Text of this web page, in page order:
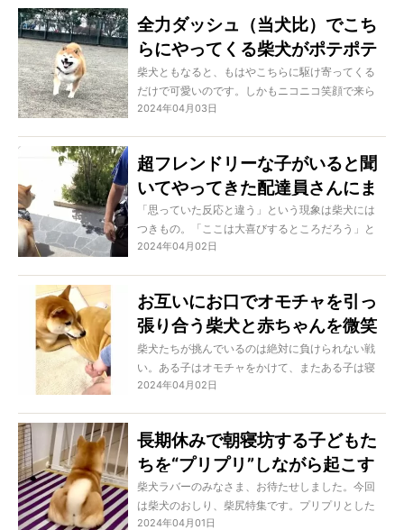
全力ダッシュ（当犬比）でこち
らにやってくる柴犬がポテポテ
してて可愛い【動画】
柴犬ともなると、もはやこちらに駆け寄ってくる
だけで可愛いのです。しかもニコニコ笑顔で来ら
れたら、もう我々はデレデレするしかありませ
2024年04月03日
超フレンドリーな子がいると聞
いてやってきた配達員さんにま
さかの対応をする柴犬【動画】
「思っていた反応と違う」という現象は柴犬には
つきもの。「ここは大喜びするところだろう」と
みんなが思うようなタイミングでスンッ…となるの
2024年04月02日
お互いにお口でオモチャを引っ
張り合う柴犬と赤ちゃんを微笑
ましく見ていたらまさかの展開
に!?【動画】
柴犬たちが挑んでいるのは絶対に負けられない戦
い。ある子はオモチャをかけて、またある子は寝
床をかけて、頑張っているのです。微笑ましい彼
2024年04月02日
長期休みで朝寝坊する子どもた
ちを“プリプリ”しながら起こす
柴犬が可愛い【動画】
柴犬ラバーのみなさま、お待たせしました。今回
は柴犬のおしり、柴尻特集です。プリプリとした
おしりとふわふわのしっぽは何時間だって見つめ
2024年04月01日